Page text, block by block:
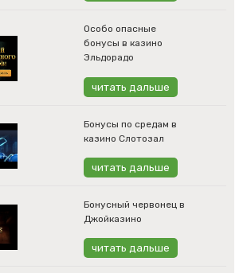
Особо опасные
бонусы в казино
Эльдорадо
читать дальше
Бонусы по средам в
казино Слотозал
читать дальше
Бонусный червонец в
Джойказино
читать дальше